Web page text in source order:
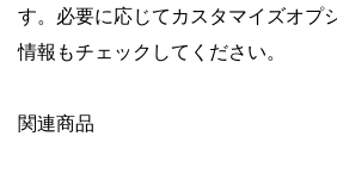
す。必要に応じてカスタマイズオプ
情報もチェックしてください。
関連商品